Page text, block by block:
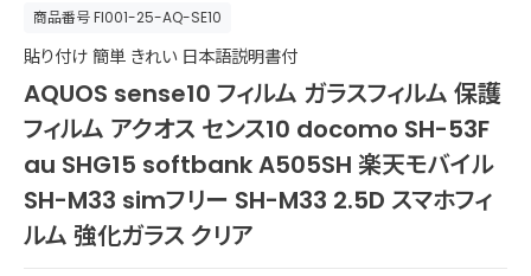
商品番号FI001-25-AQ-SE10
貼り付け 簡単 きれい 日本語説明書付
AQUOS sense10 フィルム ガラスフィルム 保護
フィルム アクオス センス10 docomo SH-53F
au SHG15 softbank A505SH 楽天モバイル
SH-M33 simフリー SH-M33 2.5D スマホフィ
ルム 強化ガラス クリア